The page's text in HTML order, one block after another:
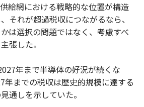
給網における戦略的な位置が構造
それが超過税収につながるなら、
は選択の問題ではなく、考慮すべ
張した。
年まで半導体の好況が続くな
年までの税収は歴史的規模に達する
通しを示していた。